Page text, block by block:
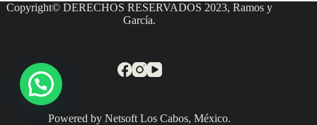
Copyright© DERECHOS RESERVADOS 2023, Ramos y
García.
Powered by Netsoft Los Cabos, México.